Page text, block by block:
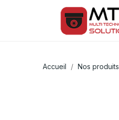
Accueil Nos produits